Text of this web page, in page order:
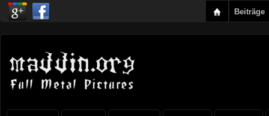
Beiträge